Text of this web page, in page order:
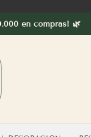
en compras! 🌿